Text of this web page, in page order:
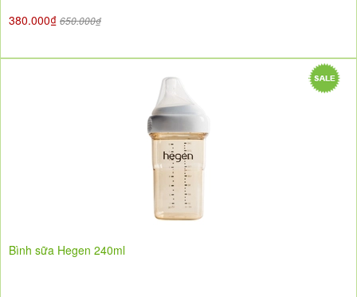
380.000₫ 650.000₫
Bình sữa Hegen 240ml